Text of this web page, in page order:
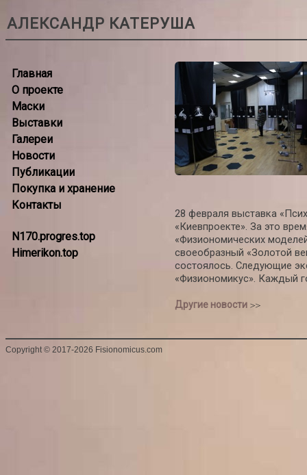
АЛЕКСАНДР КАТЕРУША
Главная
О проекте
Маски
Выставки
Галереи
Новости
Публикации
Покупка и хранение
Контакты
N170.progres.top
Himerikon.top
28 февраля выставка
«Киевпроекте». За это
«Физиономических
своеобразный «Золотой
состоялось. Следующие
«Физиономикус». Каждый
Другие новости
Copyright © 2017-2026 Fisionomicus.com